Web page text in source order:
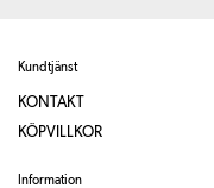
Kundtjänst
KONTAKT
KÖPVILLKOR
Information